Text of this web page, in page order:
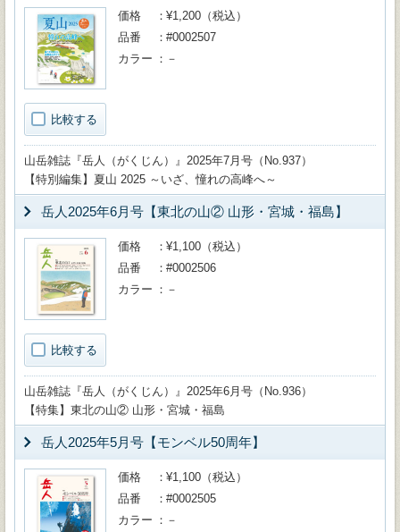
比較する
価格
¥1,200（税込）
品番
#0002507
カラー
－
山岳雑誌『岳人（がくじん）』2025年7月号（No.937）
【特別編集】夏山 2025 ～いざ、憧れの高峰へ～
岳人2025年6月号【東北の山② 山形・宮城・福島】
比較する
価格
¥1,100（税込）
品番
#0002506
カラー
－
山岳雑誌『岳人（がくじん）』2025年6月号（No.936）
【特集】東北の山② 山形・宮城・福島
岳人2025年5月号【モンベル50周年】
価格
¥1,100（税込）
品番
#0002505
カラー
－